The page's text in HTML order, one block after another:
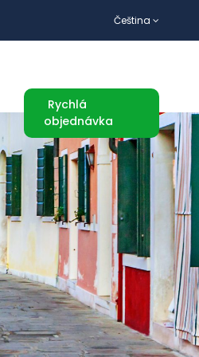
Čeština
Rychlá
objednávka